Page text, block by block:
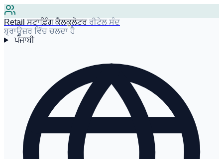
Retail ਸਟਾਫ਼ਿੰਗ ਕੈਲਕੁਲੇਟਰ ਰੀਟੇਲ ਸੰਦ
ਬ੍ਰਾਊਜ਼ਰ ਵਿੱਚ ਚਲਦਾ ਹੈ
ਪੰਜਾਬੀ